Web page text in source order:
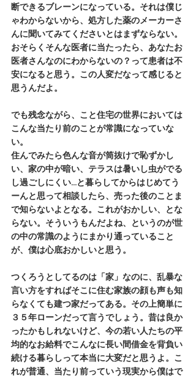
断できるブレーンになっている。それは僕じ
ゃわからないから、処方した薬のメーカーさ
んに聞いてみてくださいとはまずならない。
おそらくそんな医者に当たったら、あなたお
医者さんなのにわからないの？って患者は不
安になると思う。この人変だなって感じると
思うんだよ。
でも残念ながら、こと住宅の世界においては
こんな当たり前のことが常識になっていな
い。
住んでみたら色んな音が筒抜けで恥ずかし
い、家の中が暗い、テラスは暑いし虫がでる
し過ごしにくい…と暮らしてからはじめてう
ーんと思って相談したら、売った後のことま
で知らないよとなる。これがおかしい、とな
らない。そういうもんだよね、というのが世
の中の常識のようにまかり通っていること
が、僕は心底おかしいと思う。
つくろうとしてるのは「家」なのに、乱暴な
言い方をすればそこに住む家族の顔も声も知
らなくても建つ家だってある。その上簡単に
３５年ローンだって言うでしょう。昔は良か
ったかもしれないけど、今の若い人たちの平
均的なお給料でこんなに長い間借金を背負い
続ける暮らしって本当に大変だと思うよ。こ
れが普通、当たり前っていう現実から僕はで